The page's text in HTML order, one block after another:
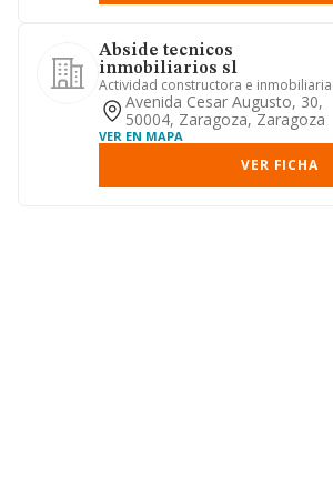
Abside tecnicos
inmobiliarios sl
Actividad constructora e inmobiliaria
Avenida Cesar Augusto, 30,
50004, Zaragoza, Zaragoza
VER EN MAPA
VER FICHA